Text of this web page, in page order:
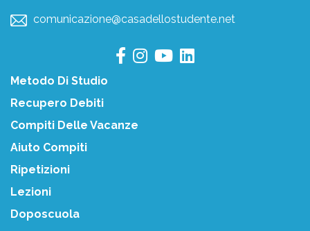
comunicazione@casadellostudente.net
Metodo Di Studio
Recupero Debiti
Compiti Delle Vacanze
Aiuto Compiti
Ripetizioni
Lezioni
Doposcuola